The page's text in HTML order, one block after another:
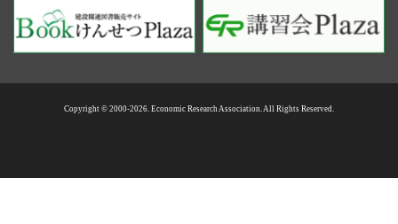
Copyright © 2000-2026. Economic Research Association. All Rights Reserved.